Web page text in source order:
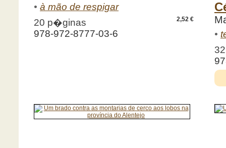
• à mão de respigar
2,52 €
20 p�ginas
978-972-8777-03-6
•